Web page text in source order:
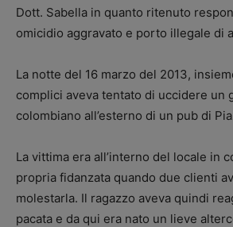
Dott. Sabella in quanto ritenuto
omicidio aggravato e porto illegale di
La notte del 16 marzo del 2013,
complici aveva tentato di uccidere un
colombiano all’esterno di un pub di
La vittima era all’interno del locale in
propria fidanzata quando due clienti
molestarla. Il ragazzo aveva quindi
pacata e da qui era nato un lieve